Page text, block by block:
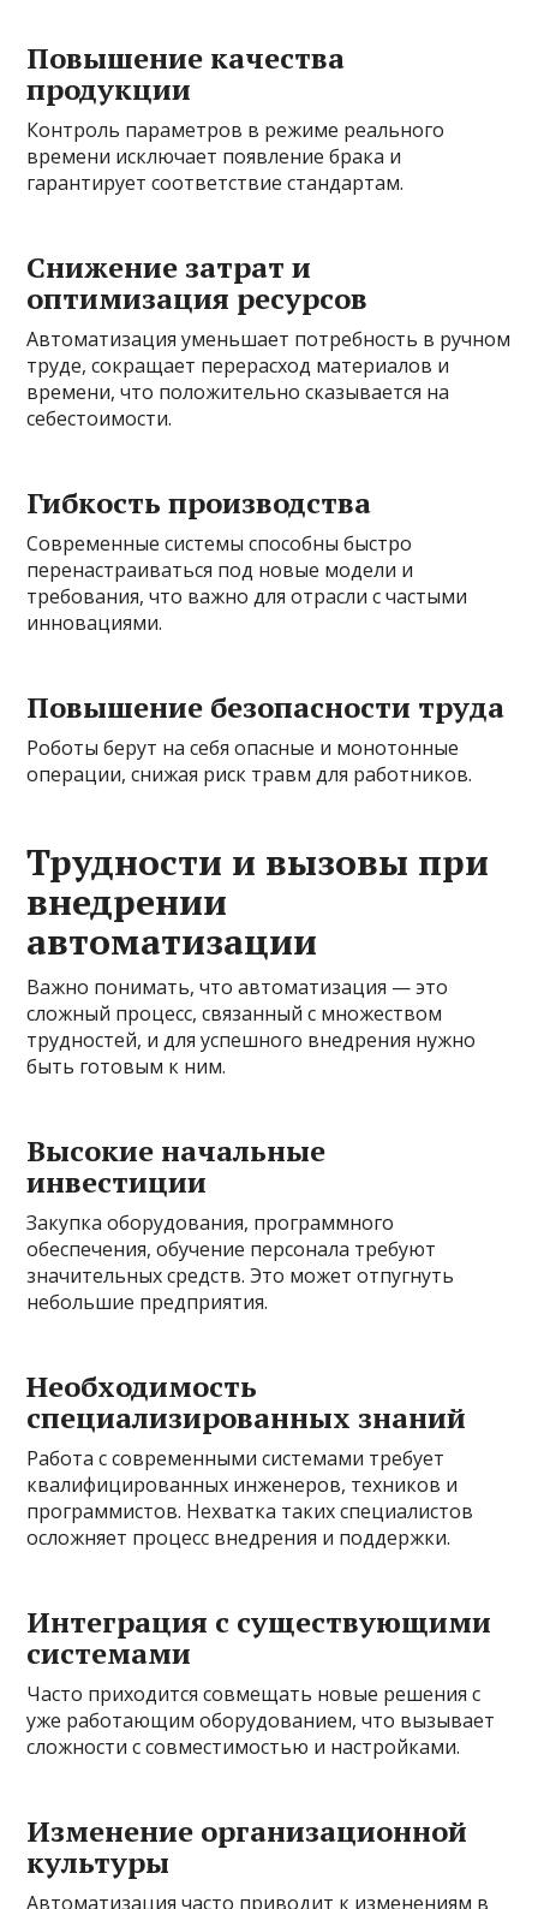
Повышение качества
продукции
Контроль параметров в режиме реального
времени исключает появление брака и
гарантирует соответствие стандартам.
Снижение затрат и
оптимизация ресурсов
Автоматизация уменьшает потребность в ручном
труде, сокращает перерасход материалов и
времени, что положительно сказывается на
себестоимости.
Гибкость производства
Современные системы способны быстро
перенастраиваться под новые модели и
требования, что важно для отрасли с частыми
инновациями.
Повышение безопасности труда
Роботы берут на себя опасные и монотонные
операции, снижая риск травм для работников.
Трудности и вызовы при
внедрении
автоматизации
Важно понимать, что автоматизация — это
сложный процесс, связанный с множеством
трудностей, и для успешного внедрения нужно
быть готовым к ним.
Высокие начальные
инвестиции
Закупка оборудования, программного
обеспечения, обучение персонала требуют
значительных средств. Это может отпугнуть
небольшие предприятия.
Необходимость
специализированных знаний
Работа с современными системами требует
квалифицированных инженеров, техников и
программистов. Нехватка таких специалистов
осложняет процесс внедрения и поддержки.
Интеграция с существующими
системами
Часто приходится совмещать новые решения с
уже работающим оборудованием, что вызывает
сложности с совместимостью и настройками.
Изменение организационной
культуры
Автоматизация часто приводит к изменениям в